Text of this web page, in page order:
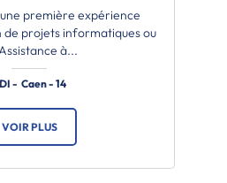
première expérience
de projets informatiques ou
à...
- Caen - 14
VOIR PLUS